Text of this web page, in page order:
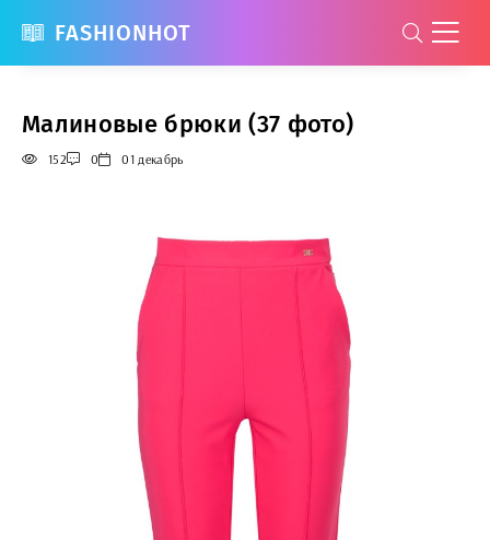
FASHIONHOT
Малиновые брюки (37 фото)
152 0 01 декабрь